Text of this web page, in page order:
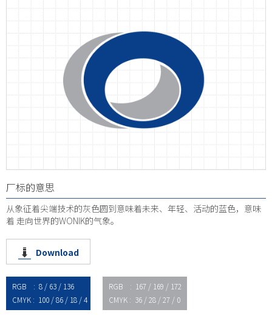
厂标的意思
从象征着尖端技术的灰色圆到意味着未来、年轻、活动的蓝色，意味
着 走向世界的WONIK的气象。
Download
RGB : 8 / 63 / 136
CMYK : 100 / 86 / 18 / 4
RGB : 167 / 169 / 172
CMYK : 36 / 28 / 27 / 0